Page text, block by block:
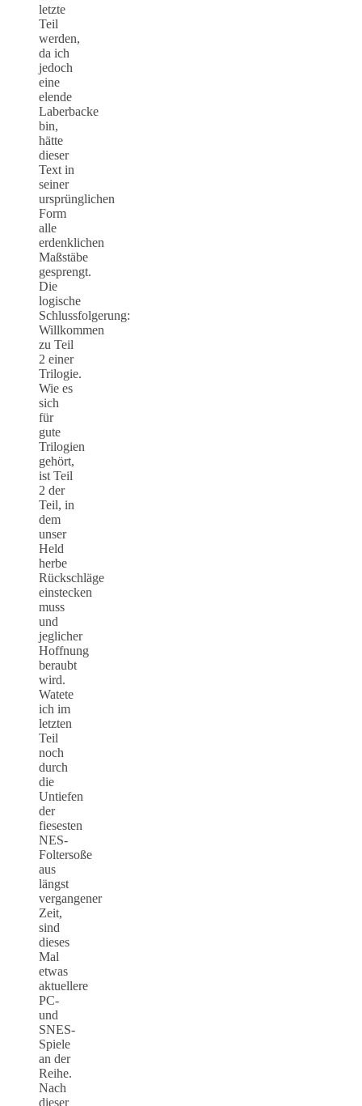
letzte
Teil
werden,
da ich
jedoch
eine
elende
Laberbacke
bin,
hätte
dieser
Text in
seiner
ursprünglichen
Form
alle
erdenklichen
Maßstäbe
gesprengt.
Die
logische
Schlussfolgerung:
Willkommen
zu Teil
2 einer
Trilogie.
Wie es
sich
für
gute
Trilogien
gehört,
ist Teil
2 der
Teil, in
dem
unser
Held
herbe
Rückschläge
einstecken
muss
und
jeglicher
Hoffnung
beraubt
wird.
Watete
ich im
letzten
Teil
noch
durch
die
Untiefen
der
fiesesten
NES-
Foltersoße
aus
längst
vergangener
Zeit,
sind
dieses
Mal
etwas
aktuellere
PC-
und
SNES-
Spiele
an der
Reihe.
Nach
dieser